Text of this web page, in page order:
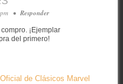
• Responder
¡Ejemplar
del primero!
de Clásicos Marvel